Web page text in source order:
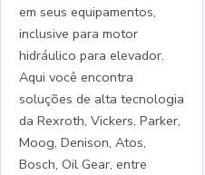
em seus equipamentos,
inclusive para motor
hidráulico para elevador.
Aqui você encontra
soluções de alta tecnologia
da Rexroth, Vickers, Parker,
Moog, Denison, Atos,
Bosch, Oil Gear, entre